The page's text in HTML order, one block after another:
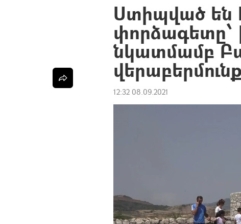
Ստիպված են
նկատմամբ
12:32 08.09.2021